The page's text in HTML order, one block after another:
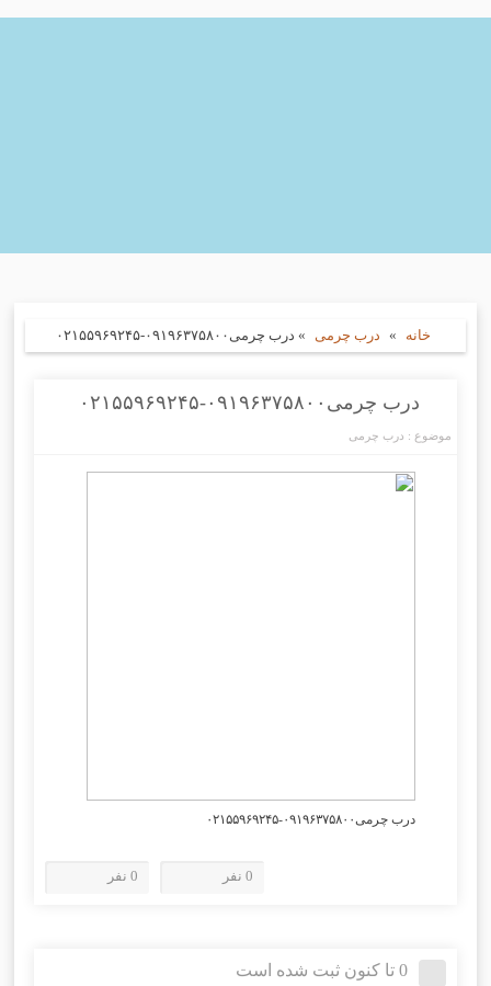
خانه » درب چرمی » درب چرمی۰۹۱۹۶۳۷۵۸۰۰-۰۲۱۵۵۹۶۹۲۴۵
درب چرمی۰۹۱۹۶۳۷۵۸۰۰-۰۲۱۵۵۹۶۹۲۴۵
موضوع : درب چرمی
درب چرمی۰۹۱۹۶۳۷۵۸۰۰-۰۲۱۵۵۹۶۹۲۴۵
0 نفر 0 نفر
0 تا کنون ثبت شده است